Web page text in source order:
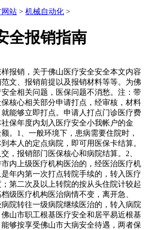
网站 > 机械自动化 >
全报销指南
销，关于佛山医疗安全安全本文内容
文、报销前提以及报销材料等等。为佛
全相关问题，医保问题不消愁。注：带
核心相关部分申请打点，经审核，材料
能够立即打点。申请人打点门诊医疗费
保年度内划入医疗安全小我帐户的金
。1、一般环境下，患病需要住院时，
本人的定点病院，即可用医保卡结算。
，报销部门医保核心和病院结算。2、
内上级医疗机构医治的，经医治医疗机
年内第一次打点转院手续的，转入医疗
第二次及以上转院的按从头住院计较起
级医疗机构医治病情不变，离开急、
院转往一级病院继续医治的，转入病院
山市职工根基医疗安全和居平易近根基
够按享受佛山市大病安全待遇，两者保